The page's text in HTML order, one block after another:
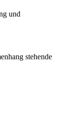
und
stehende